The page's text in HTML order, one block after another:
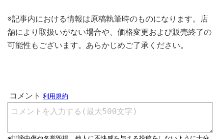
※記事内における情報は原稿執筆時のものになります。店
舗により取扱いがない場合や、価格変更および販売終了の
可能性もございます。あらかじめご了承ください。